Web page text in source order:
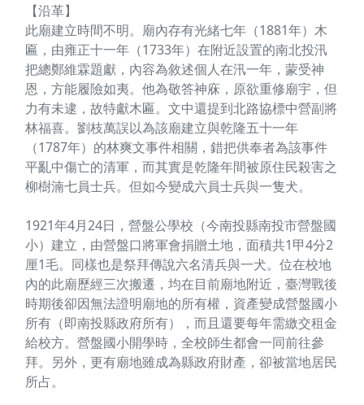
【沿革】
此廟建立時間不明。廟內存有光緒七年（1881年）木
匾，由雍正十一年（1733年）在附近設置的南北投汛
把總鄭維霖題獻，內容為敘述個人在汛一年，蒙受神
恩，方能履險如夷。他為敬答神庥，原欲重修廟宇，但
力有未逮，故特獻木匾。文中還提到北路協標中營副將
林福喜。劉枝萬誤以為該廟建立與乾隆五十一年
（1787年）的林爽文事件相關，錯把供奉者為該事件
平亂中傷亡的清軍，而其實是乾隆年間被原住民殺害之
柳樹湳七員士兵。但如今變成六員士兵與一隻犬。
1921年4月24日，營盤公學校（今南投縣南投市營盤國
小）建立，由營盤口將軍會捐贈土地，面積共1甲4分2
厘1毛。同樣也是祭拜傳說六名清兵與一犬。位在校地
內的此廟歷經三次搬遷，均在目前廟地附近，臺灣戰後
時期後卻因無法證明廟地的所有權，資產變成營盤國小
所有（即南投縣政府所有），而且還要每年需繳交租金
給校方。營盤國小開學時，全校師生都會一同前往參
拜。另外，更有廟地雖成為縣政府財產，卻被當地居民
所占。